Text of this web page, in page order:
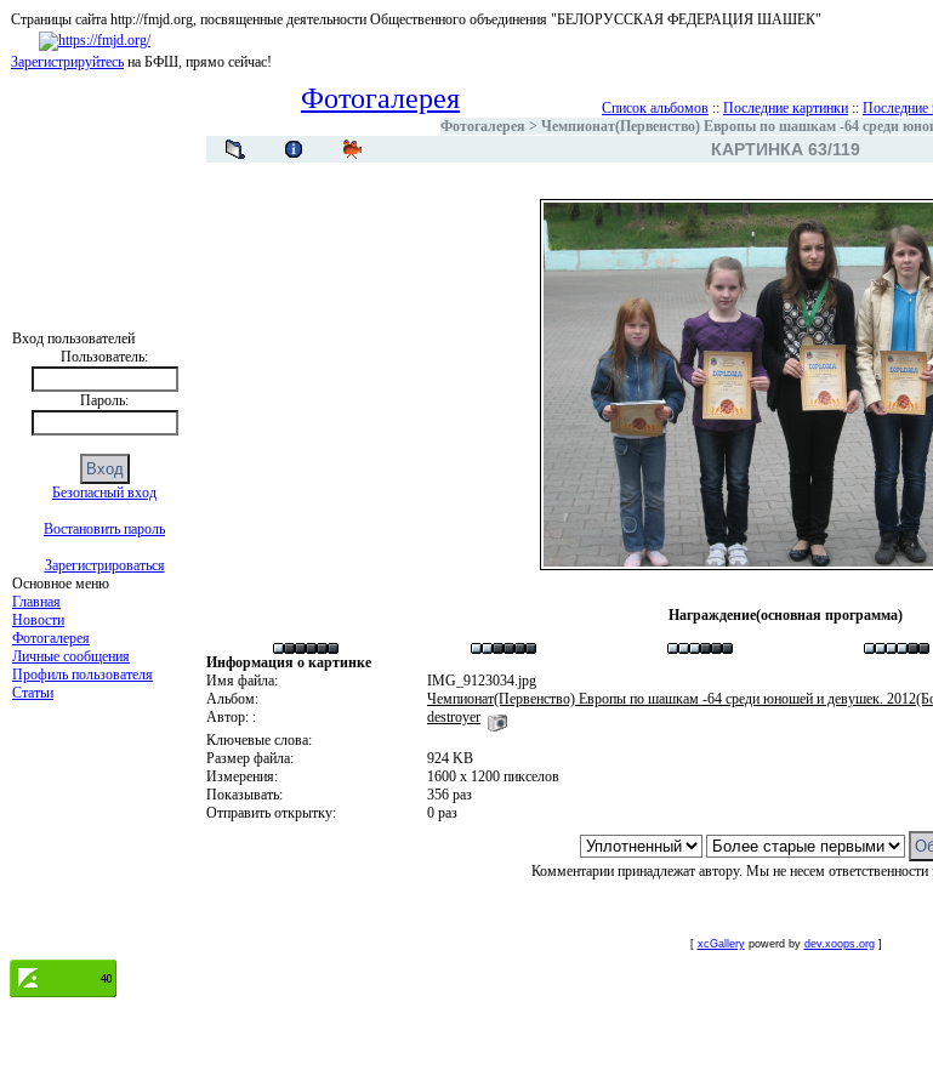
Страницы сайта http://fmjd.org, посвященные деятельности Общественного объединения "БЕЛОРУССКАЯ ФЕДЕРАЦИЯ ШАШЕК"
Зарегистрируйтесь на БФШ, прямо сейчас!
Вход пользователей
Пользователь:
Пароль:
Безопасный вход
Востановить пароль
Зарегистрироваться
Основное меню
Главная
Новости
Фотогалерея
Личные сообщения
Профиль пользователя
Статьи
Фотогалерея Список альбомов :: Последние картинки :: Последние
Фотогалерея > Чемпионат(Первенство) Европы по шашкам -64 среди
КАРТИНКА 63/119
Награждение(основная программа)
Информация о картинке
Имя файла:
IMG_9123034.jpg
Альбом:
Чемпионат(Первенство) Европы по шашкам -64 среди юношей и девушек.
Автор: :
destroyer
Ключевые слова:
Размер файла:
924 KB
Измерения:
1600 x 1200 пикселов
Показывать:
356 раз
Отправить открытку:
0 раз
Комментарии принадлежат автору. Мы не несем ответственности
[ xcGallerypowerd by dev.xoops.org]